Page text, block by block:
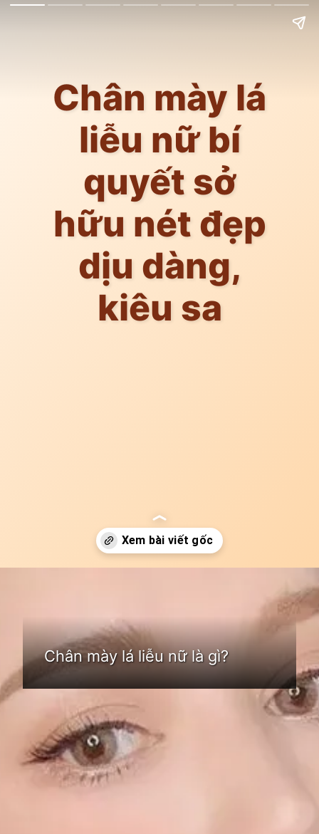
Chân mày lá
liễu nữ bí
quyết sở
hữu nét đẹp
dịu dàng,
kiêu sa
Chân mày lá liễu nữ là gì?